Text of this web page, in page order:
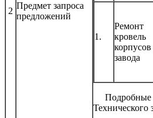
2
Предмет запроса
предложений
1.
Ремонт
кровель
корпусов
завода
Подробные
Технического